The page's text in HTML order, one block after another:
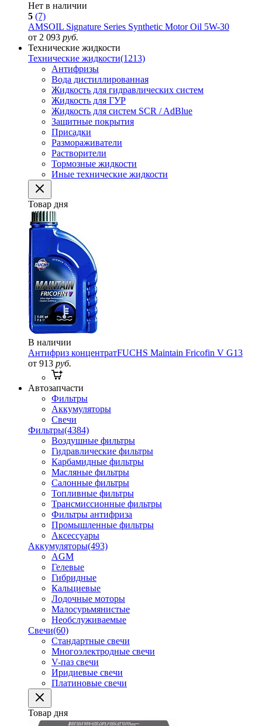
Нет в наличии
5 (7)
AMSOIL Signature Series Synthetic Motor Oil 5W-30
от 2 093 руб.
Технические жидкости
Технические жидкости(1213)
Антифризы
Вода дистиллированная
Жидкость для гидравлических систем
Жидкость для ГУР
Жидкость для систем SCR / AdBlue
Защитные покрытия
Присадки
Размораживатели
Растворители
Тормозные жидкости
Иные технические жидкости
Товар дня
В наличии
Антифриз концентратFUCHS Maintain Fricofin V G13
от 913 руб.
Автозапчасти
Фильтры
Аккумуляторы
Свечи
Фильтры(4384)
Воздушные фильтры
Гидравлические фильтры
Карбамидные фильтры
Масляные фильтры
Салонные фильтры
Топливные фильтры
Трансмиссионные фильтры
Фильтры антифриза
Промышленные фильтры
Аксессуары
Аккумуляторы(493)
AGM
Гелевые
Гибридные
Кальциевые
Лодочные моторы
Малосурьмянистые
Необслуживаемые
Свечи(60)
Стандартные свечи
Многоэлектродные свечи
V-паз свечи
Иридиевые свечи
Платиновые свечи
Товар дня